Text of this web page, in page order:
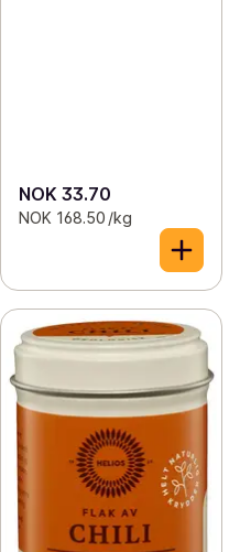
NOK 33.70
NOK 168.50 /kg